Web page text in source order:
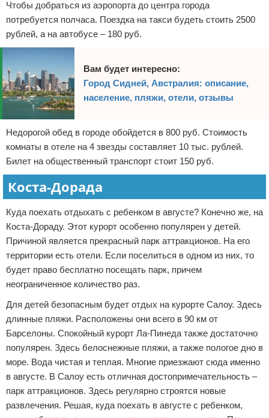
Чтобы добраться из аэропорта до центра города
потребуется полчаса. Поездка на такси будеть стоить 2500
рублей, а на автобусе – 180 руб.
Вам будет интересно:
Город Сидней, Австралия: описание,
население, пляжи, отели, отзывы
Недорогой обед в городе обойдется в 800 руб. Стоимость
комнаты в отеле на 4 звезды составляет 10 тыс. рублей.
Билет на общественный транспорт стоит 150 руб.
Коста-Дорада
Куда поехать отдыхать с ребенком в августе? Конечно же, на
Коста-Дораду. Этот курорт особенно популярен у детей.
Причиной является прекрасный парк аттракционов. На его
территории есть отели. Если поселиться в одном из них, то
будет право бесплатно посещать парк, причем
неограниченное количество раз.
Для детей безопасным будет отдых на курорте Салоу. Здесь
длинные пляжи. Расположены они всего в 90 км от
Барселоны. Спокойный курорт Ла-Пинеда также достаточно
популярен. Здесь белоснежные пляжи, а также пологое дно в
море. Вода чистая и теплая. Многие приезжают сюда именно
в августе. В Салоу есть отличная достопримечательность –
парк аттракционов. Здесь регулярно строятся новые
развлечения. Решая, куда поехать в августе с ребенком,